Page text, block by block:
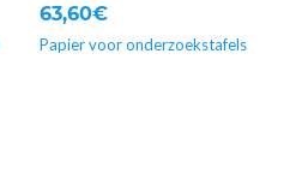
63,60€
Papier voor onderzoekstafels